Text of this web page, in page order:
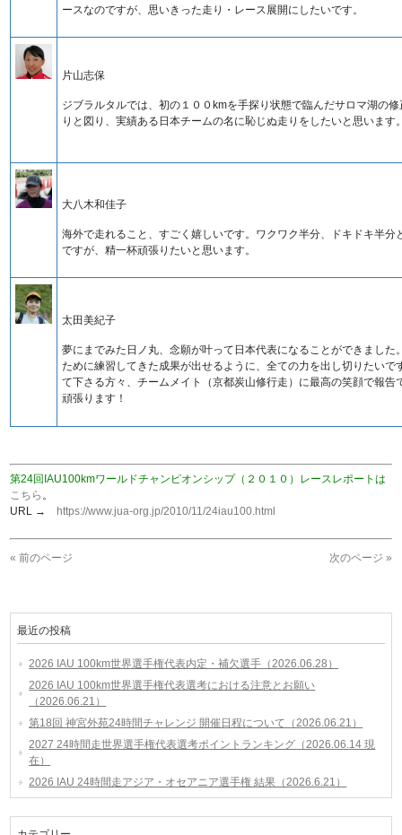
ースなのですが、思いきった走り・レース展開にしたいです。
片山志保
ジブラルタルでは、初の１００kmを手探り状態で臨んだサロマ湖の
りと図り、実績ある日本チームの名に恥じぬ走りをしたいと思います
大八木和佳子
海外で走れること、すごく嬉しいです。ワクワク半分、ドキドキ半分
ですが、精一杯頑張りたいと思います。
太田美紀子
夢にまでみた日ノ丸、念願が叶って日本代表になることができました
ために練習してきた成果が出せるように、全ての力を出し切りたいで
て下さる方々、チームメイト（京都炭山修行走）に最高の笑顔で報告
頑張ります！
第24回IAU100kmワールドチャンピオンシップ（２０１０）レースレポートは
こちら 。
URL →
https://www.jua-org.jp/2010/11/24iau100.html
« 前のページ 次のページ »
最近の投稿
2026 IAU 100km世界選手権代表内定・補欠選手（2026.06.28）
2026 IAU 100km世界選手権代表選考における注意とお願い
（2026.06.21）
第18回 神宮外苑24時間チャレンジ 開催日程について（2026.06.21）
2027 24時間走世界選手権代表選考ポイントランキング（2026.06.14 現
在）
2026 IAU 24時間走アジア・オセアニア選手権 結果（2026.6.21）